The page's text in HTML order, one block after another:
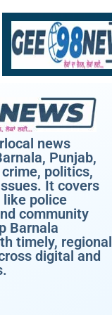
news
Punjab,
politics,
It covers
police
community
Barnala
timely, regional
digital and